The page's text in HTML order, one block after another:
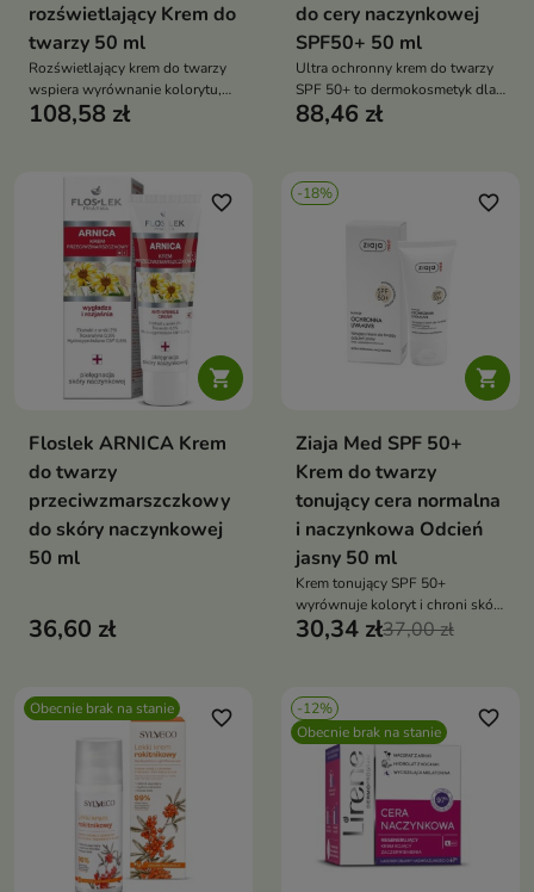
rozświetlający Krem do
twarzy 50 ml
Rozświetlający krem do twarzy
wspiera wyrównanie kolorytu,
redukcję przebarwień i
C, niacynamidem, pantenolem,
kwasem hialuronowym i
ekstraktem z grejpfruta nawilża,
wygładza i chroni przed stresem
oksydacyjnym
108,58 zł
do cery naczynkowej
SPF50+ 50 ml
Ultra ochronny krem do twarzy
SPF 50+ to dermokosmetyk dla
skóry naczynkowej i z trądzikiem
88,46 zł

favorite_border
Floslek ARNICA Krem
do twarzy
przeciwzmarszczkowy
do skóry naczynkowej
50 ml
36,60 zł
-18%

favorite_border
Ziaja Med SPF 50+
Krem do twarzy
tonujący cera normalna
i naczynkowa Odcień
jasny 50 ml
Krem tonujący SPF 50+
wyrównuje koloryt i chroni skórę
normalną i naczynkową przed
30,34 zł37,00 zł
Obecnie brak na stanie favorite_border
-12%
Obecnie brak na stanie
favorite_border